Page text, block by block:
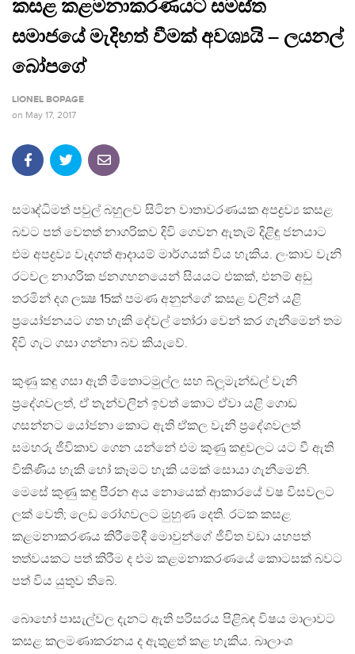
කසළ කළමනාකරණයට සමස්ත
සමාජයේ මැදිහත් වීමක් අවශ්‍යයි – ලයනල්
බෝපගේ
LIONEL BOPAGE
on May 17, 2017
සමෘද්ධිමත් පවුල් බහුලව සිටින වාතාවරණයක අපද්‍රව්‍ය කසළ
බවට පත් වෙතත් නාගරිකව දිවි ගෙවන ඇතැම් දිළිඳු ජනයාට
එම අපද්‍රව්‍ය වැදගත් ආදායම් මාර්ගයක් විය හැකිය. ලංකාව වැනි
රටවල නාගරික ජනගහනයෙන් සියයට එකක්, එනම් අඩු
තරමින් දශ ලක්‍ෂ 15ක් පමණ අනුන්ගේ කසළ වලින් යළි
ප‍්‍රයෝජනයට ගත හැකි දේවල් තෝරා වෙන් කර ගැනීමෙන් තම
දිවි ගැට ගසා ගන්නා බව කියැවේ.
කුණු කඳු ගසා ඇති මීතොටමුල්ල සහ බ්ලූමැන්ඩල් වැනි
ප‍්‍රදේශවලත්, ඒ තැන්වලින් ඉවත් කොට ඒවා යළි ගොඩ
ගසන්නට යෝජනා කොට ඇති ඒකල වැනි ප‍්‍රදේශවලත්
සමහරු ජීවිකාව ගෙන යන්නේ එම කුණු කඳුවලට යට වී ඇති
විකිණිය හැකි හෝ කෑමට හැකි යමක් සොයා ගැනීමෙනි.
මෙසේ කුණු කඳු පීරන අය නොයෙක් ආකාරයේ වෂ විසවලට
ලක් වෙති; ලෙඩ රෝගවලට මුහුණ දෙති. රටක කසළ
කළමනාකරණය කිරීමේදී මොවුන්ගේ ජීවිත වඩා යහපත්
තත්වයකට පත් කිරීම ද එම කළමනාකරණයේ කොටසක් බවට
පත් විය යුතුව තිබේ.
බොහෝ පාසැල්වල දැනට ඇති පරිසරය පිළිබඳ විෂය මාලාවට
කසළ කලමණාකරනය ද ඇතුළත් කළ හැකිය. බාලාංශ